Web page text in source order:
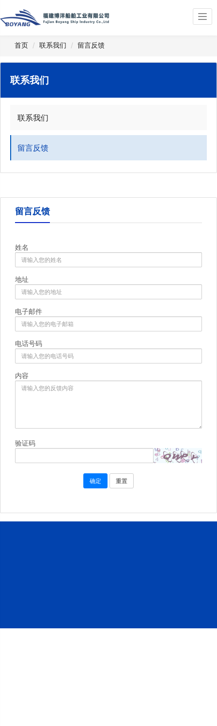
首页 联系我们 留言反馈
联系我们
联系我们
留言反馈
留言反馈
姓名
地址
电子邮件
电话号码
内容
验证码
确定 重置